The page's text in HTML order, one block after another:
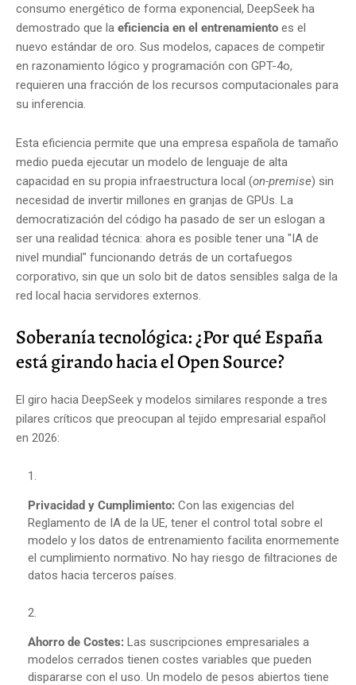
consumo energético de forma exponencial, DeepSeek ha
demostrado que la eficiencia en el entrenamiento es el
nuevo estándar de oro. Sus modelos, capaces de competir
en razonamiento lógico y programación con GPT-4o,
requieren una fracción de los recursos computacionales para
su inferencia.
Esta eficiencia permite que una empresa española de tamaño
medio pueda ejecutar un modelo de lenguaje de alta
capacidad en su propia infraestructura local (on-premise) sin
necesidad de invertir millones en granjas de GPUs. La
democratización del código ha pasado de ser un eslogan a
ser una realidad técnica: ahora es posible tener una "IA de
nivel mundial" funcionando detrás de un cortafuegos
corporativo, sin que un solo bit de datos sensibles salga de la
red local hacia servidores externos.
Soberanía tecnológica: ¿Por qué España
está girando hacia el Open Source?
El giro hacia DeepSeek y modelos similares responde a tres
pilares críticos que preocupan al tejido empresarial español
en 2026:
Privacidad y Cumplimiento: Con las exigencias del
Reglamento de IA de la UE, tener el control total sobre el
modelo y los datos de entrenamiento facilita enormemente
el cumplimiento normativo. No hay riesgo de filtraciones de
datos hacia terceros países.
Ahorro de Costes: Las suscripciones empresariales a
modelos cerrados tienen costes variables que pueden
dispararse con el uso. Un modelo de pesos abiertos tiene